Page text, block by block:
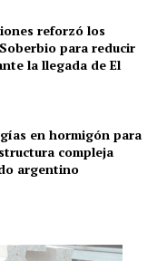
reforzó los
para reducir
la llegada de El
en hormigón para
compleja
argentino